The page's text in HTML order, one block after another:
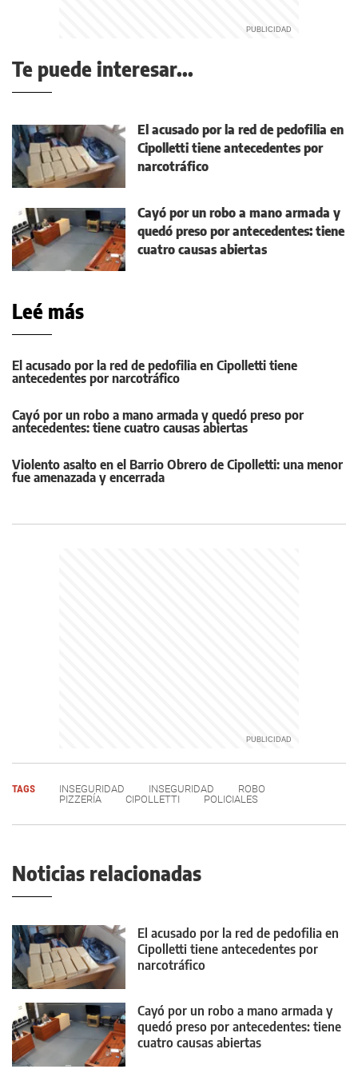
Te puede interesar...
El acusado por la red de pedofilia en
Cipolletti tiene antecedentes por
narcotráfico
Cayó por un robo a mano armada y
quedó preso por antecedentes: tiene
cuatro causas abiertas
Leé más
El acusado por la red de pedofilia en Cipolletti tiene
antecedentes por narcotráfico
Cayó por un robo a mano armada y quedó preso por
antecedentes: tiene cuatro causas abiertas
Violento asalto en el Barrio Obrero de Cipolletti: una menor
fue amenazada y encerrada
TAGS INSEGURIDAD INSEGURIDAD
ROBO
PIZZERÍA
CIPOLLETTI POLICIALES
Noticias relacionadas
El acusado por la red de pedofilia en
Cipolletti tiene antecedentes por
narcotráfico
Cayó por un robo a mano armada y
quedó preso por antecedentes: tiene
cuatro causas abiertas